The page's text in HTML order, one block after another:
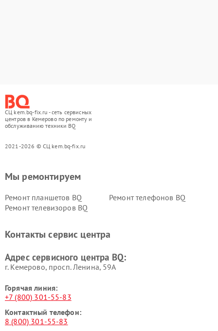
СЦ kem.bq-fix.ru - сеть сервисных
центров в Кемерово по ремонту и
обслуживанию техники BQ
2021-2026 © СЦ kem.bq-fix.ru
Мы ремонтируем
Ремонт планшетов BQ
Ремонт телефонов BQ
Ремонт телевизоров BQ
Контакты сервис центра
Адрес сервисного центра BQ:
г. Кемерово, просп. Ленина, 59А
Горячая линия:
+7 (800) 301-55-83
Контактный телефон:
8 (800) 301-55-83